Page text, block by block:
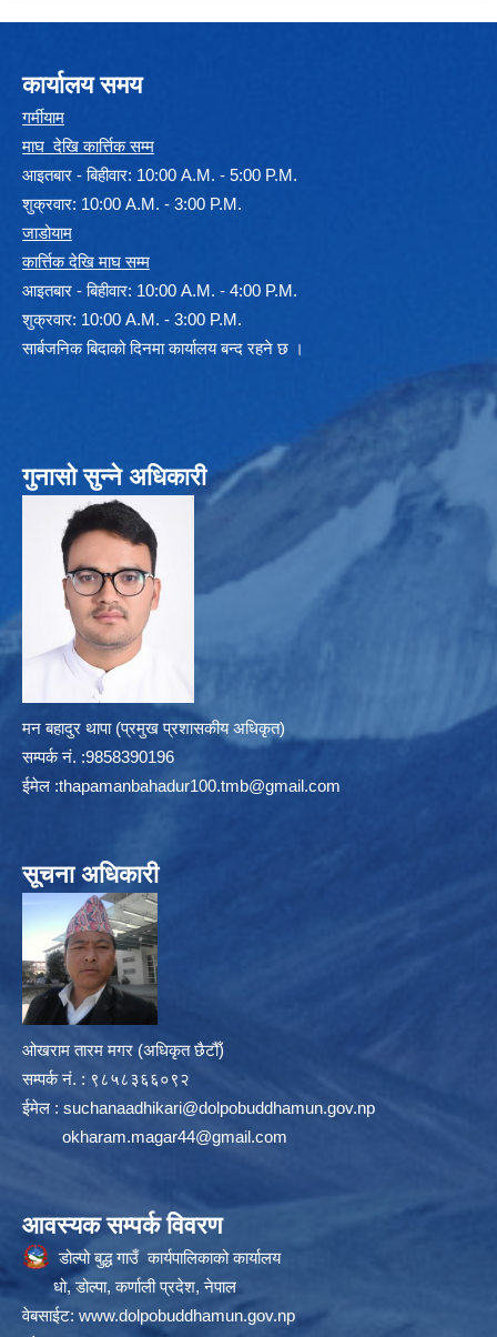
कार्यालय समय
गर्मीयाम
माघ देखि कार्त्तिक सम्म
आइतबार - बिहीवार: 10:00 A.M. - 5:00 P.M.
शुक्रवार: 10:00 A.M. - 3:00 P.M.
जाडोयाम
कार्त्तिक देखि माघ सम्म
आइतबार - बिहीवार: 10:00 A.M. - 4:00 P.M.
शुक्रवार: 10:00 A.M. - 3:00 P.M.
सार्बजनिक बिदाको दिनमा कार्यालय बन्द रहने छ ।
गुनासो सुन्ने अधिकारी
मन बहादुर थापा (प्रमुख प्रशासकीय अधिकृत)
सम्पर्क न‌ं. :9858390196
ईमेल :thapamanbahadur100.tmb@gmail.com
सूचना अधिकारी
ओखराम तारम मगर (अधिकृत छैटौँ)
सम्पर्क न‌ं. : ९८५८३६६०९२
ईमेल : suchanaadhikari@dolpobuddhamun.gov.np
okharam.magar44@gmail.com
आवस्यक सम्पर्क विवरण
डोल्पो बुद्ध गाउँ कार्यपालिकाको कार्यालय
धो, डोल्पा, कर्णाली प्रदेश, नेपाल
वेबसाईट: www.dolpobuddhamun.gov.np